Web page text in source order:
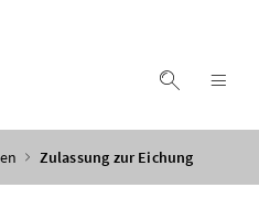
Suche
Zulassung zur Eichung